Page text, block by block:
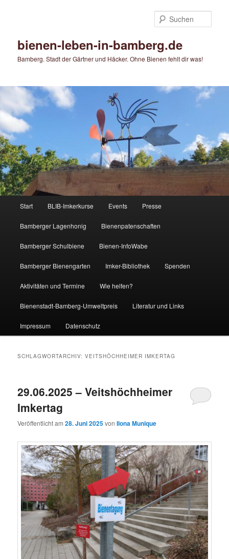
bienen-leben-in-bamberg.de
Bamberg. Stadt der Gärtner und Häcker. Ohne Bienen fehlt dir was!
Start BLIB-Imkerkurse Events Presse
Bamberger Lagenhonig Bienenpatenschaften
Bamberger Schulbiene Bienen-InfoWabe
Bamberger Bienengarten Imker-Bibliothek Spenden
Aktivitäten und Termine Wie helfen?
Bienenstadt-Bamberg-Umweltpreis Literatur und Links
Impressum Datenschutz
SCHLAGWORTARCHIV:VEITSHÖCHHEIMER IMKERTAG
29.06.2025 – Veitshöchheimer
Imkertag
Veröffentlicht am28. Juni 2025vonIlona Munique